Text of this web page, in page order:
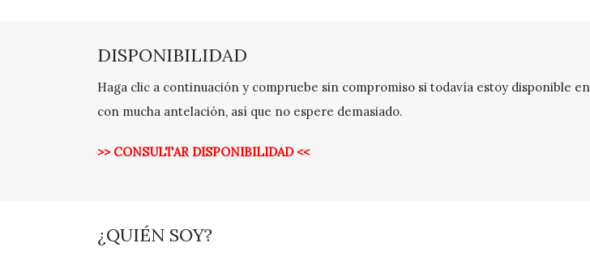
DISPONIBILIDAD
Haga clic a continuación y compruebe sin compromiso si todavía estoy disponible
con mucha antelación, así que no espere demasiado.
>> CONSULTAR DISPONIBILIDAD <<
¿QUIÉN SOY?